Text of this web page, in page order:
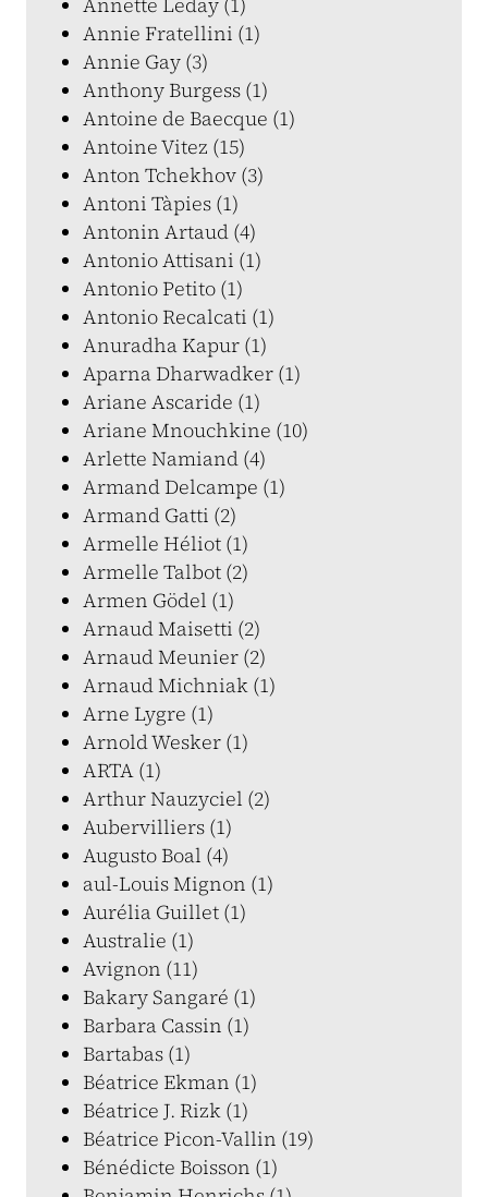
Annie Fratellini (1)
Annie Gay (3)
Anthony Burgess (1)
Antoine de Baecque (1)
Antoine Vitez (15)
Anton Tchekhov (3)
Antoni Tàpies (1)
Antonin Artaud (4)
Antonio Attisani (1)
Antonio Petito (1)
Antonio Recalcati (1)
Anuradha Kapur (1)
Aparna Dharwadker (1)
Ariane Ascaride (1)
Ariane Mnouchkine (10)
Arlette Namiand (4)
Armand Delcampe (1)
Armand Gatti (2)
Armelle Héliot (1)
Armelle Talbot (2)
Armen Gödel (1)
Arnaud Maisetti (2)
Arnaud Meunier (2)
Arnaud Michniak (1)
Arne Lygre (1)
Arnold Wesker (1)
ARTA (1)
Arthur Nauzyciel (2)
Aubervilliers (1)
Augusto Boal (4)
aul-Louis Mignon (1)
Aurélia Guillet (1)
Australie (1)
Avignon (11)
Bakary Sangaré (1)
Barbara Cassin (1)
Bartabas (1)
Béatrice Ekman (1)
Béatrice J. Rizk (1)
Béatrice Picon-Vallin (19)
Bénédicte Boisson (1)